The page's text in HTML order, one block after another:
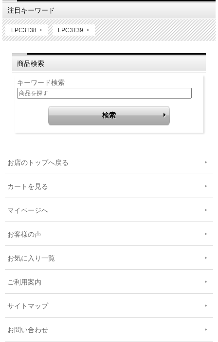
注目キーワード
LPC3T38 LPC3T39
商品検索
キーワード検索
お店のトップへ戻る
カートを見る
マイページへ
お客様の声
お気に入り一覧
ご利用案内
サイトマップ
お問い合わせ